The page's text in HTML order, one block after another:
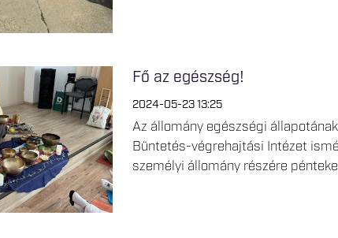
Fő az egészség!
2024-05-23 13:25
Az állomány egészségi
Büntetés-végrehajtási Intézet
személyi állomány részére